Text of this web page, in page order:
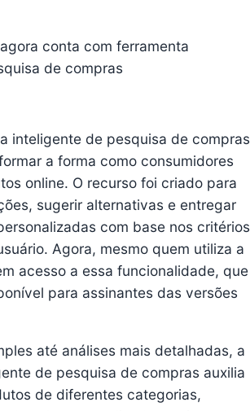
conta com ferramenta
de compras
inteligente de pesquisa de compras
a forma como consumidores
online. O recurso foi criado para
sugerir alternativas e entregar
com base nos critérios
Agora, mesmo quem utiliza a
acesso a essa funcionalidade, que
para assinantes das versões
até análises mais detalhadas, a
de pesquisa de compras auxilia
de diferentes categorias,